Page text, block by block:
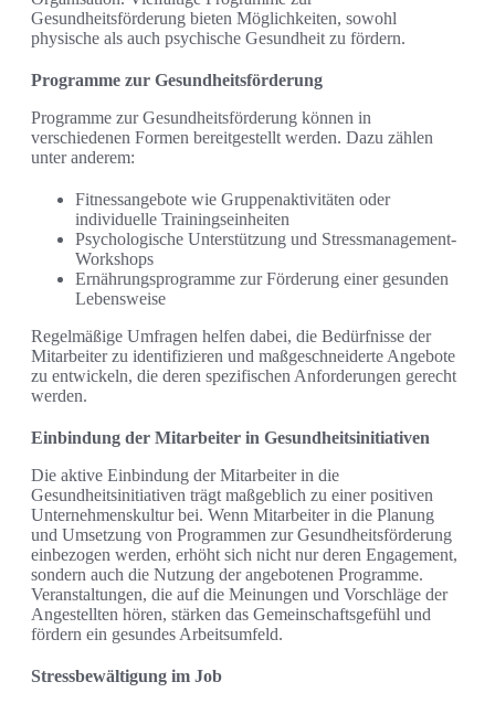
Gesundheitsförderung bieten Möglichkeiten, sowohl
physische als auch psychische Gesundheit zu fördern.
Programme zur Gesundheitsförderung
Programme zur Gesundheitsförderung können in
verschiedenen Formen bereitgestellt werden. Dazu zählen
unter anderem:
Fitnessangebote wie Gruppenaktivitäten oder
individuelle Trainingseinheiten
Psychologische Unterstützung und Stressmanagement-
Workshops
Ernährungsprogramme zur Förderung einer gesunden
Lebensweise
Regelmäßige Umfragen helfen dabei, die Bedürfnisse der
Mitarbeiter zu identifizieren und maßgeschneiderte Angebote
zu entwickeln, die deren spezifischen Anforderungen gerecht
werden.
Einbindung der Mitarbeiter in Gesundheitsinitiativen
Die aktive Einbindung der Mitarbeiter in die
Gesundheitsinitiativen trägt maßgeblich zu einer positiven
Unternehmenskultur bei. Wenn Mitarbeiter in die Planung
und Umsetzung von Programmen zur Gesundheitsförderung
einbezogen werden, erhöht sich nicht nur deren Engagement,
sondern auch die Nutzung der angebotenen Programme.
Veranstaltungen, die auf die Meinungen und Vorschläge der
Angestellten hören, stärken das Gemeinschaftsgefühl und
fördern ein gesundes Arbeitsumfeld.
Stressbewältigung im Job